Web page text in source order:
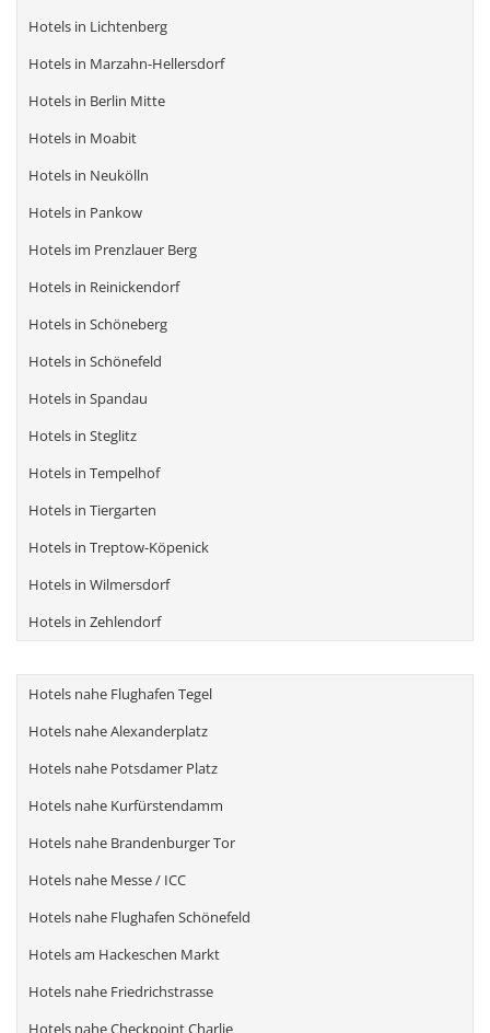
Hotels in Lichtenberg
Hotels in Marzahn-Hellersdorf
Hotels in Berlin Mitte
Hotels in Moabit
Hotels in Neukölln
Hotels in Pankow
Hotels im Prenzlauer Berg
Hotels in Reinickendorf
Hotels in Schöneberg
Hotels in Schönefeld
Hotels in Spandau
Hotels in Steglitz
Hotels in Tempelhof
Hotels in Tiergarten
Hotels in Treptow-Köpenick
Hotels in Wilmersdorf
Hotels in Zehlendorf
Hotels nahe Flughafen Tegel
Hotels nahe Alexanderplatz
Hotels nahe Potsdamer Platz
Hotels nahe Kurfürstendamm
Hotels nahe Brandenburger Tor
Hotels nahe Messe / ICC
Hotels nahe Flughafen Schönefeld
Hotels am Hackeschen Markt
Hotels nahe Friedrichstrasse
Hotels nahe Checkpoint Charlie